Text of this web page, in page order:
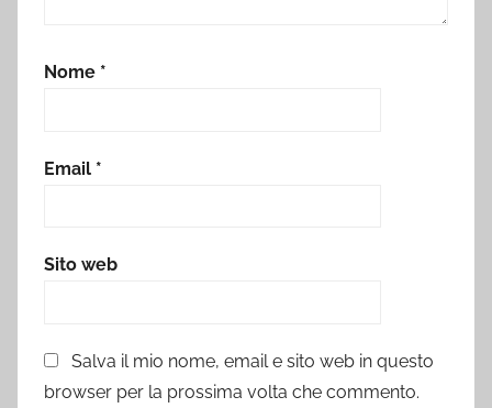
Nome *
Email *
Sito web
Salva il mio nome, email e sito web in questo
browser per la prossima volta che commento.